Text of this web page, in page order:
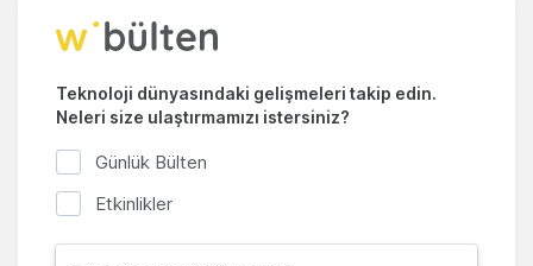
Teknoloji dünyasındaki gelişmeleri takip edin.
Neleri size ulaştırmamızı istersiniz?
Günlük Bülten
Etkinlikler